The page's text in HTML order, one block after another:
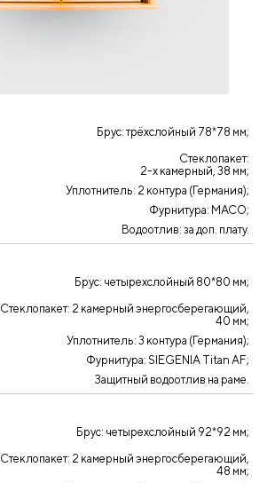
Брус: трёхслойный 78*78 мм;
Стеклопакет:
2-х камерный, 38 мм;
Уплотнитель: 2 контура (Германия);
Фурнитура: MACO;
Водоотлив: за доп. плату.
Брус: четырехслойный 80*80 мм;
Стеклопакет: 2 камерный энергосберегающий,
40 мм;
Уплотнитель: 3 контура (Германия);
Фурнитура: SIEGENIA Titan AF;
Защитный водоотлив на раме.
Брус: четырехслойный 92*92 мм;
Стеклопакет: 2 камерный энергосберегающий,
48 мм;